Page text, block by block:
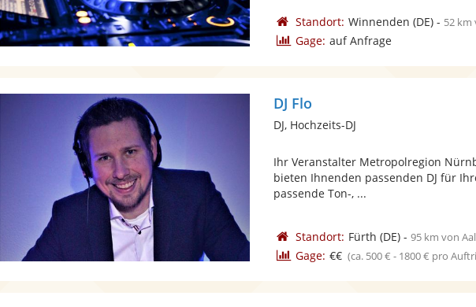
Standort: Winnenden (DE)- 52 km
Gage: auf Anfrage
DJ Flo
DJ, Hochzeits-DJ
Ihr Veranstalter Metropolregion
bieten Ihnenden passenden DJ für
passende Ton-, ...
Standort: Fürth (DE)- 95 km von
Gage: €€ (ca. 500 € - 1800 € pro